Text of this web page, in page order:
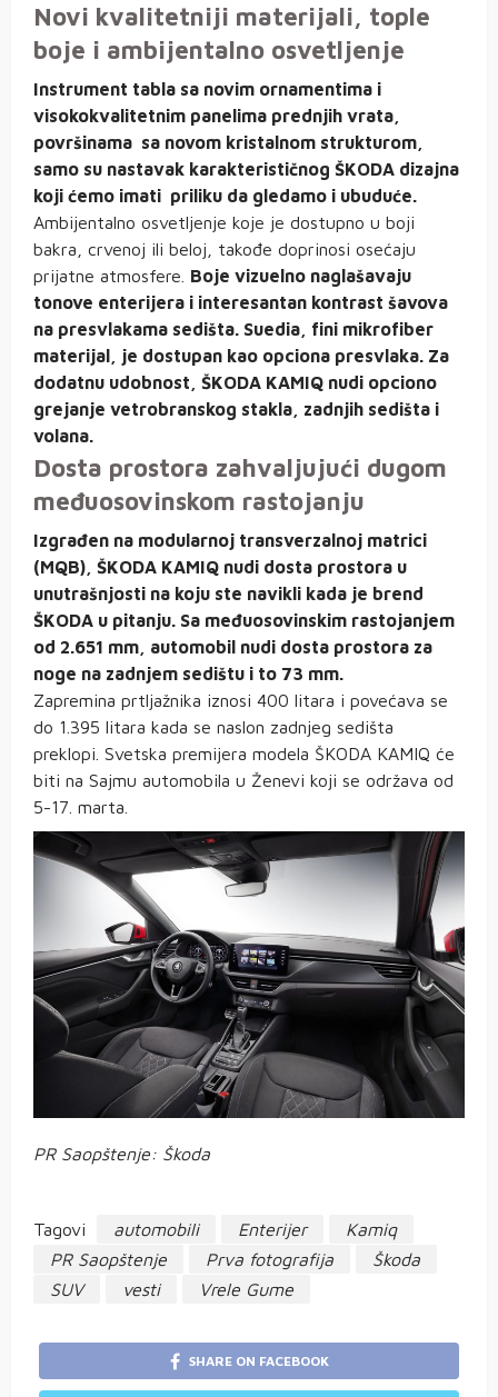
Novi kvalitetniji materijali, tople
boje i ambijentalno osvetljenje
Instrument tabla sa novim ornamentima i
visokokvalitetnim panelima prednjih vrata,
površinama sa novom kristalnom strukturom,
samo su nastavak karakterističnog ŠKODA dizajna
koji ćemo imati priliku da gledamo i ubuduće.
Ambijentalno osvetljenje koje je dostupno u boji
bakra, crvenoj ili beloj, takođe doprinosi osećaju
prijatne atmosfere. Boje vizuelno naglašavaju
tonove enterijera i interesantan kontrast šavova
na presvlakama sedišta. Suedia, fini mikrofiber
materijal, je dostupan kao opciona presvlaka. Za
dodatnu udobnost, ŠKODA KAMIQ nudi opciono
grejanje vetrobranskog stakla, zadnjih sedišta i
volana.
Dosta prostora zahvaljujući dugom
međuosovinskom rastojanju
Izgrađen na modularnoj transverzalnoj matrici
(MQB), ŠKODA KAMIQ nudi dosta prostora u
unutrašnjosti na koju ste navikli kada je brend
ŠKODA u pitanju. Sa međuosovinskim rastojanjem
od 2.651 mm, automobil nudi dosta prostora za
noge na zadnjem sedištu i to 73 mm.
Zapremina prtljažnika iznosi 400 litara i povećava se
do 1.395 litara kada se naslon zadnjeg sedišta
preklopi. Svetska premijera modela ŠKODA KAMIQ će
biti na Sajmu automobila u Ženevi koji se održava od
5-17. marta.
PR Saopštenje: Škoda
Tagovi automobili Enterijer
Kamiq
PR Saopštenje
Prva fotografija
Škoda
SUV
vesti Vrele Gume
SHARE ON FACEBOOK